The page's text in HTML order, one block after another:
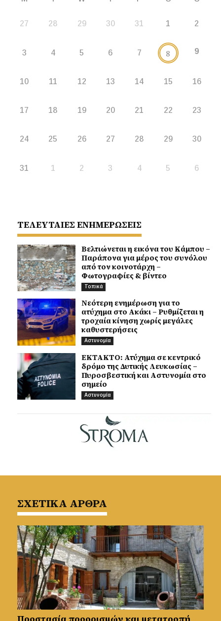
27 28 29 30 31 1 2
3 4 5 6 7 8 9
10 11 12 13 14 15 16
17 18 19 20 21 22 23
24 25 26 27 28 29 30
31 1 2 3 4 5 6
ΤΕΛΕΥΤΑΙΕΣ ΕΝΗΜΕΡΩΣΕΙΣ
Βελτιώνεται η εικόνα του Κάμπου –
Παράπονα για μέρος του συνόλου
από τον κοινοτάρχη –
Φωτογραφίες & βίντεο
Τοπικά
Νεότερη ενημέρωση για το
ατύχημα στο Ακάκι – Ρυθμίζεται η
τροχαία κίνηση χωρίς μεγάλες
καθυστερήσεις
Αστυνομία
ΕΚΤΑΚΤΟ: Ατύχημα σε κεντρικό
δρόμο της Δυτικής Λευκωσίας –
Πυροσβεστική και Αστυνομία στο
σημείο
Αστυνομία
ΣΧΕΤΙΚΑ ΑΡΘΡΑ